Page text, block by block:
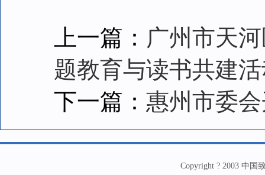
上一篇： 广州市天
题教育与读书共建
下一篇： 惠州市委
Copyright ? 2003 中国